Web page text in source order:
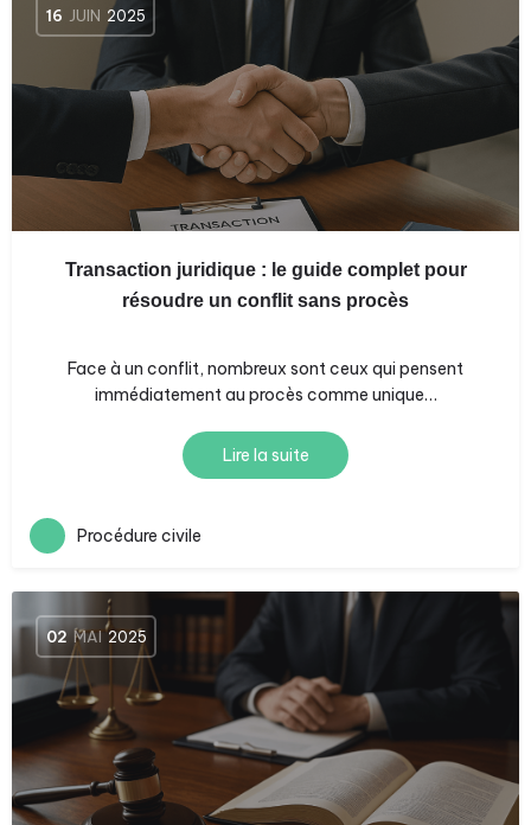
16 JUIN 2025
Transaction juridique : le guide complet pour
résoudre un conflit sans procès
Face à un conflit, nombreux sont ceux qui pensent
immédiatement au procès comme unique…
Lire la suite
Procédure civile
02 MAI 2025